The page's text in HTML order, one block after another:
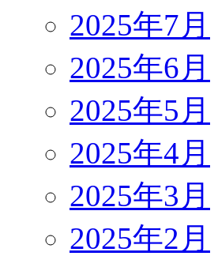
2025年7月
2025年6月
2025年5月
2025年4月
2025年3月
2025年2月